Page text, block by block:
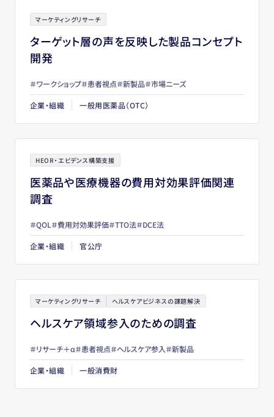
マーケティングリサーチ
ターゲット層の声を反映した製品コンセプト
開発
ワークショップ 患者視点 新製品 市場ニーズ
企業・組織 一般用医薬品（OTC）
HEOR・エビデンス構築支援
医薬品や医療機器の費用対効果評価関連
調査
QOL 費用対効果評価 TTO法 DCE法
企業・組織 官公庁
マーケティングリサーチ ヘルスケアビジネスの課題解決
ヘルスケア領域参入のための調査
リサーチ＋α 患者視点 ヘルスケア参入 新製品
企業・組織 一般消費財